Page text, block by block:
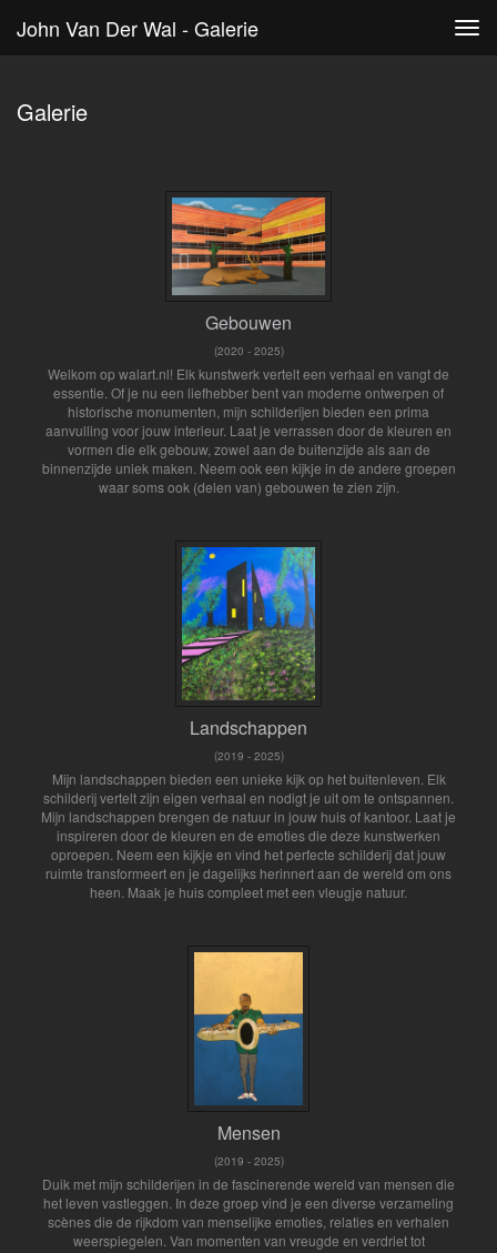
John Van Der Wal - Galerie
Galerie
Gebouwen
(2020 - 2025)
Welkom op walart.nl! Elk kunstwerk vertelt een verhaal en vangt de
essentie. Of je nu een liefhebber bent van moderne ontwerpen of
historische monumenten, mijn schilderijen bieden een prima
aanvulling voor jouw interieur. Laat je verrassen door de kleuren en
vormen die elk gebouw, zowel aan de buitenzijde als aan de
binnenzijde uniek maken. Neem ook een kijkje in de andere groepen
waar soms ook (delen van) gebouwen te zien zijn.
Landschappen
(2019 - 2025)
Mijn landschappen bieden een unieke kijk op het buitenleven. Elk
schilderij vertelt zijn eigen verhaal en nodigt je uit om te ontspannen.
Mijn landschappen brengen de natuur in jouw huis of kantoor. Laat je
inspireren door de kleuren en de emoties die deze kunstwerken
oproepen. Neem een kijkje en vind het perfecte schilderij dat jouw
ruimte transformeert en je dagelijks herinnert aan de wereld om ons
heen. Maak je huis compleet met een vleugje natuur.
Mensen
(2019 - 2025)
Duik met mijn schilderijen in de fascinerende wereld van mensen die
het leven vastleggen. In deze groep vind je een diverse verzameling
scènes die de rijkdom van menselijke emoties, relaties en verhalen
weerspiegelen. Van momenten van vreugde en verdriet tot